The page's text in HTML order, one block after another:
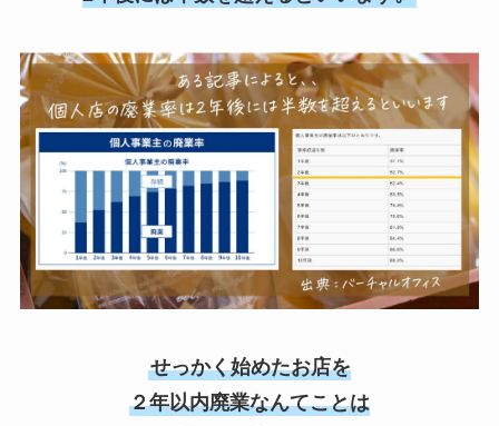
せっかく始めたお店を
２年以内廃業なんてことは